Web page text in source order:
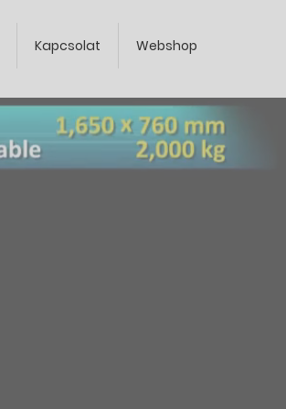
Kapcsolat Webshop